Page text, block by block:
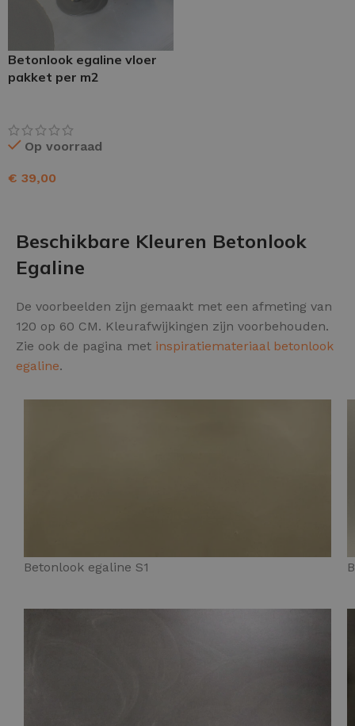
Betonlook egaline vloer
pakket per m2
Op voorraad
€ 39,00
Beschikbare Kleuren Betonlook
Egaline
De voorbeelden zijn gemaakt met een afmeting van
120 op 60 CM. Kleurafwijkingen zijn voorbehouden.
Zie ook de pagina met inspiratiemateriaal betonlook
egaline.
Betonlook egaline S1